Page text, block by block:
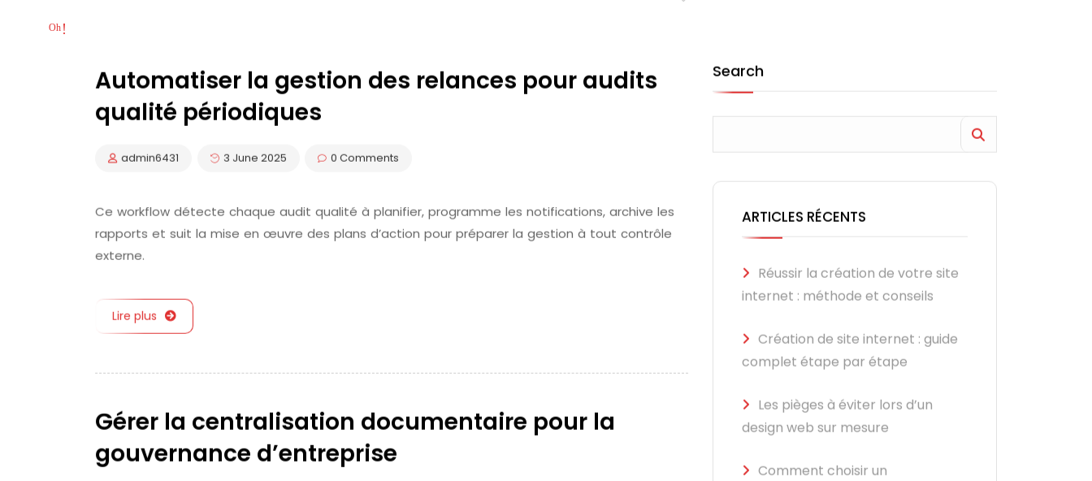
Automatiser la gestion des relances pour audits
qualité périodiques
admin6431 3 June 2025 0 Comments
Ce workflow détecte chaque audit qualité à planifier, programme les notifications, archive les
rapports et suit la mise en œuvre des plans d’action pour préparer la gestion à tout contrôle
externe.
Lire plus
Gérer la centralisation documentaire pour la
gouvernance d’entreprise
Search
ARTICLES RÉCENTS
Réussir la création de votre site
internet : méthode et conseils
Création de site internet : guide
complet étape par étape
Les pièges à éviter lors d’un
design web sur mesure
Comment choisir un